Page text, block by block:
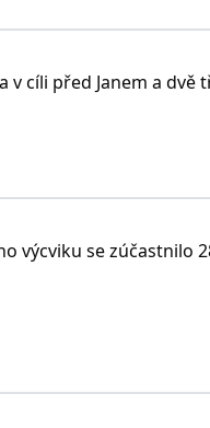
cíli před Janem a dvě
výcviku se zúčastnilo